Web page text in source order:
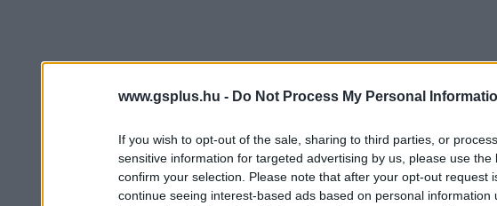
www.gsplus.hu - Do Not Process My Personal
If you wish to opt-out of the sale, sharing to third parties, or
sensitive information for targeted advertising by us, please use the
confirm your selection. Please note that after your opt-out request
continue seeing interest-based ads based on personal information